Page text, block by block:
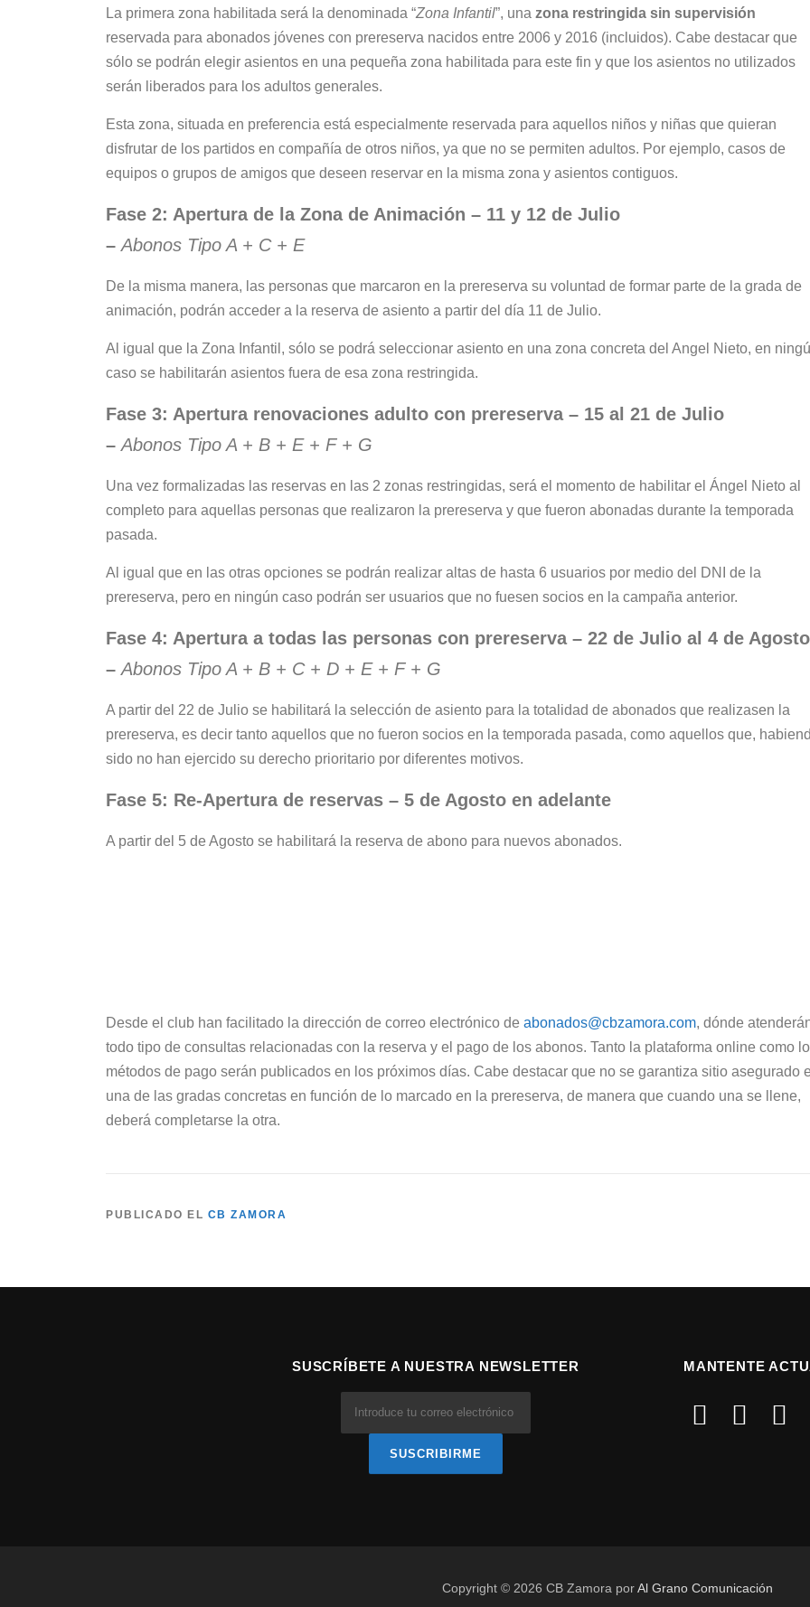
La primera zona habilitada será la denominada “Zona Infantil”, una zona restringida sin supervisión
reservada para abonados jóvenes con prereserva nacidos entre 2006 y 2016 (incluidos). Cabe destacar que
sólo se podrán elegir asientos en una pequeña zona habilitada para este fin y que los asientos no utilizados
serán liberados para los adultos generales.
Esta zona, situada en preferencia está especialmente reservada para aquellos niños y niñas que quieran
disfrutar de los partidos en compañía de otros niños, ya que no se permiten adultos. Por ejemplo, casos de
equipos o grupos de amigos que deseen reservar en la misma zona y asientos contiguos.
Fase 2: Apertura de la Zona de Animación – 11 y 12 de Julio
– Abonos Tipo A + C + E
De la misma manera, las personas que marcaron en la prereserva su voluntad de formar parte de la grada de
animación, podrán acceder a la reserva de asiento a partir del día 11 de Julio.
Al igual que la Zona Infantil, sólo se podrá seleccionar asiento en una zona concreta del Angel Nieto, en
caso se habilitarán asientos fuera de esa zona restringida.
Fase 3: Apertura renovaciones adulto con prereserva – 15 al 21 de Julio
– Abonos Tipo A + B + E + F + G
Una vez formalizadas las reservas en las 2 zonas restringidas, será el momento de habilitar el Ángel Nieto al
completo para aquellas personas que realizaron la prereserva y que fueron abonadas durante la temporada
pasada.
Al igual que en las otras opciones se podrán realizar altas de hasta 6 usuarios por medio del DNI de la
prereserva, pero en ningún caso podrán ser usuarios que no fuesen socios en la campaña anterior.
Fase 4: Apertura a todas las personas con prereserva – 22 de Julio al 4 de Agosto
– Abonos Tipo A + B + C + D + E + F + G
A partir del 22 de Julio se habilitará la selección de asiento para la totalidad de abonados que realizasen la
prereserva, es decir tanto aquellos que no fueron socios en la temporada pasada, como aquellos que,
sido no han ejercido su derecho prioritario por diferentes motivos.
Fase 5: Re-Apertura de reservas – 5 de Agosto en adelante
A partir del 5 de Agosto se habilitará la reserva de abono para nuevos abonados.
Desde el club han facilitado la dirección de correo electrónico de abonados@cbzamora.com, dónde
todo tipo de consultas relacionadas con la reserva y el pago de los abonos. Tanto la plataforma online como
métodos de pago serán publicados en los próximos días. Cabe destacar que no se garantiza sitio asegurado
una de las gradas concretas en función de lo marcado en la prereserva, de manera que cuando una se llene,
deberá completarse la otra.
PUBLICADO EL CB ZAMORA
SUSCRÍBETE A NUESTRA NEWSLETTER MANTENTE
Copyright © 2026 CB Zamora porAl Grano Comunicación